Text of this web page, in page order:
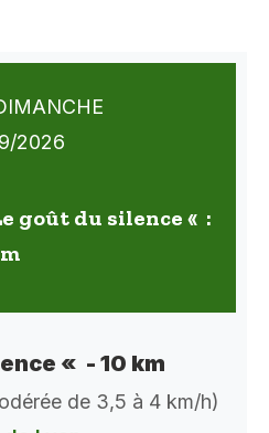
2026
goût du silence « :
« - 10 km
de 3,5 à 4 km/h)